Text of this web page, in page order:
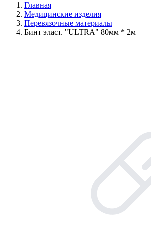
Главная
Медицинские изделия
Перевязочные материалы
Бинт эласт. "ULTRA" 80мм * 2м